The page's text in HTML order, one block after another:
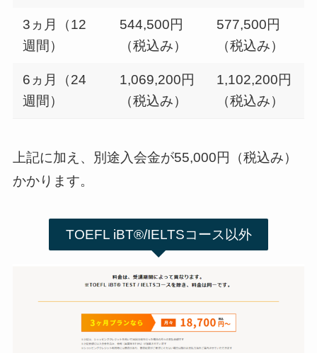
3ヵ月（12
週間）
544,500円
（税込み）
577,500円
（税込み）
6ヵ月（24
週間）
1,069,200円
（税込み）
1,102,200円
（税込み）
上記に加え、別途入会金が55,000円（税込み）
かかります。
TOEFL iBT®/IELTSコース以外